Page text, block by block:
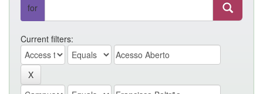
for
Current filters: